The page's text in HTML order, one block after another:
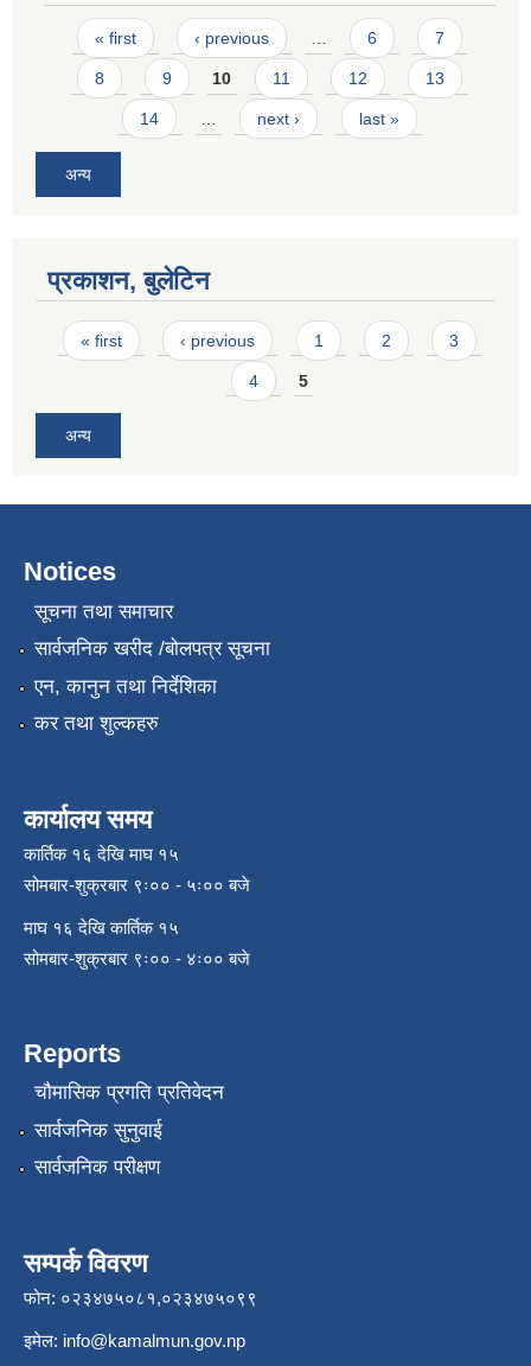
Pages
« first ‹ previous … 6 7
8 9 10 11 12 13
14 … next › last »
अन्य
प्रकाशन, बुलेटिन
Pages
« first ‹ previous 1 2 3
4 5
अन्य
Notices
सूचना तथा समाचार
सार्वजनिक खरीद /बोलपत्र सूचना
एन, कानुन तथा निर्देशिका
कर तथा शुल्कहरु
कार्यालय समय
कार्तिक १६ देखि माघ १५
सोमबार-शुक्रबार ९ः०० - ५ः०० बजे
माघ १६ देखि कार्तिक १५
सोमबार-शुक्रबार ९ः०० - ४ः०० बजे
Reports
चौमासिक प्रगति प्रतिवेदन
सार्वजनिक सुनुवाई
सार्वजनिक परीक्षण
सम्पर्क विवरण
फोन: ०२३४७५०८१,०२३४७५०९९
इमेल: info@kamalmun.gov.np